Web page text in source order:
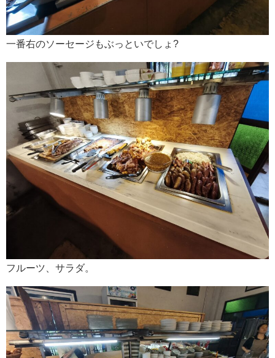
一番右のソーセージもぶっといでしょ?
フルーツ、サラダ。